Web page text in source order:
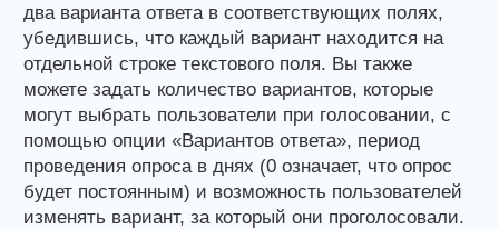
два варианта ответа в соответствующих полях,
убедившись, что каждый вариант находится на
отдельной строке текстового поля. Вы также
можете задать количество вариантов, которые
могут выбрать пользователи при голосовании, с
помощью опции «Вариантов ответа», период
проведения опроса в днях (0 означает, что опрос
будет постоянным) и возможность пользователей
изменять вариант, за который они проголосовали.